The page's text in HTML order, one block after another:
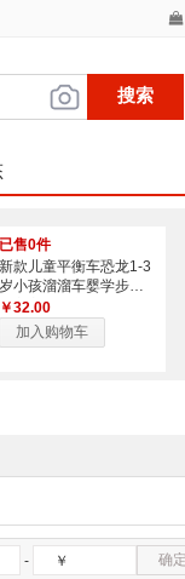
搜索
已售0件
新款儿童平衡车恐龙1-3
岁小孩溜溜车婴学步四
轮宝宝滑行车
￥32.00
加入购物车
￥
- 确定